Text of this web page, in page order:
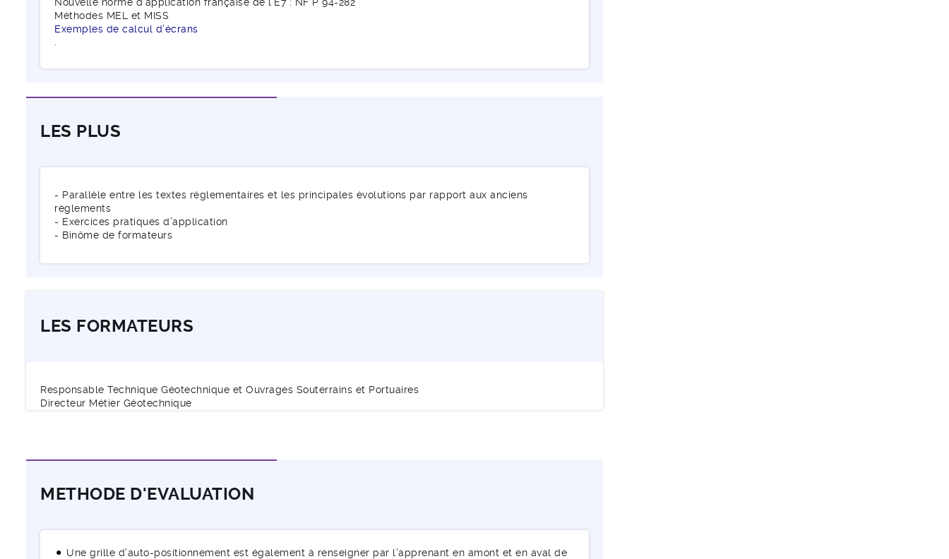
Méthodes MEL et MISS
Exemples de calcul d’écrans
LES PLUS
- Parallèle entre les textes réglementaires et les principales évolutions par rapport aux anciens
règlements
- Exercices pratiques d’application
- Binôme de formateurs
LES FORMATEURS
Responsable Technique Géotechnique et Ouvrages Souterrains et Portuaires
Directeur Métier Géotechnique
METHODE D'EVALUATION
Une grille d’auto-positionnement est également à renseigner par l’apprenant en amont et en aval de